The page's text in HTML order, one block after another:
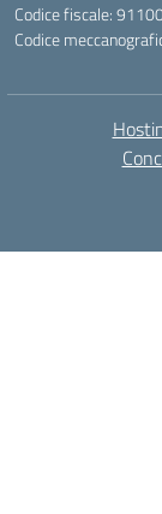
Codice fiscale:
Codice